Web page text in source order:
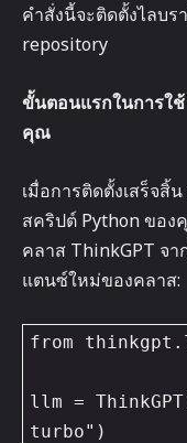
คำสั่งนี้จะติดตั้งไลบร
repository
ขั้นตอนแรกในการใ
คุณ
เมื่อการติดตั้งเสร็จสิ้
สคริปต์ Python ของ
คลาส ThinkGPT จ
แตนซ์ใหม่ของคลาส:
from
llm =
turbo")